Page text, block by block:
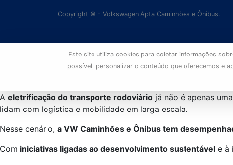
Copyright © - Volkswagen Apta Caminhões e Ônibus.
Este site utiliza cookies para coletar informações
possível, personalizar o conteúdo que oferecemos e
A eletrificação do transporte rodoviário já não é apenas
lidam com logística e mobilidade em larga escala.
Nesse cenário, a VW Caminhões e Ônibus tem
Com iniciativas ligadas ao desenvolvimento sustentável e à